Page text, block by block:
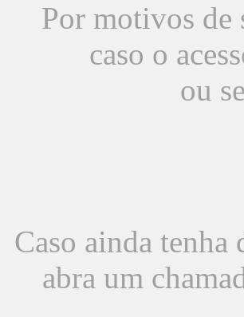
Por motivos de
caso o
ou
Caso ainda tenha
abra um